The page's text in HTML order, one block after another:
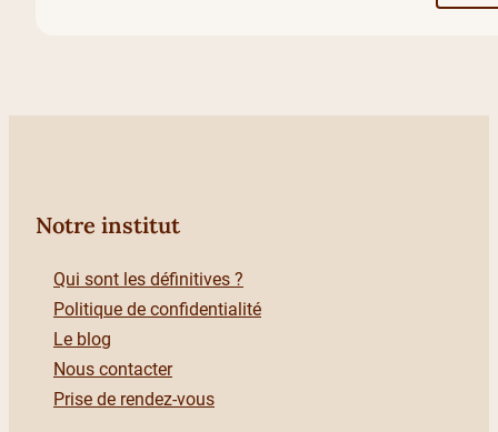
Notre institut
Qui sont les définitives ?
Politique de confidentialité
Le blog
Nous contacter
Prise de rendez-vous